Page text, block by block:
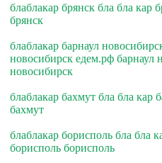
блаблакар брянск бла бла кар
брянск
блаблакар барнаул
новосибирск едем.рф барнаул
новосибирск
блаблакар бахмут бла бла кар
бахмут
блаблакар борисполь бла бла
борисполь борисполь